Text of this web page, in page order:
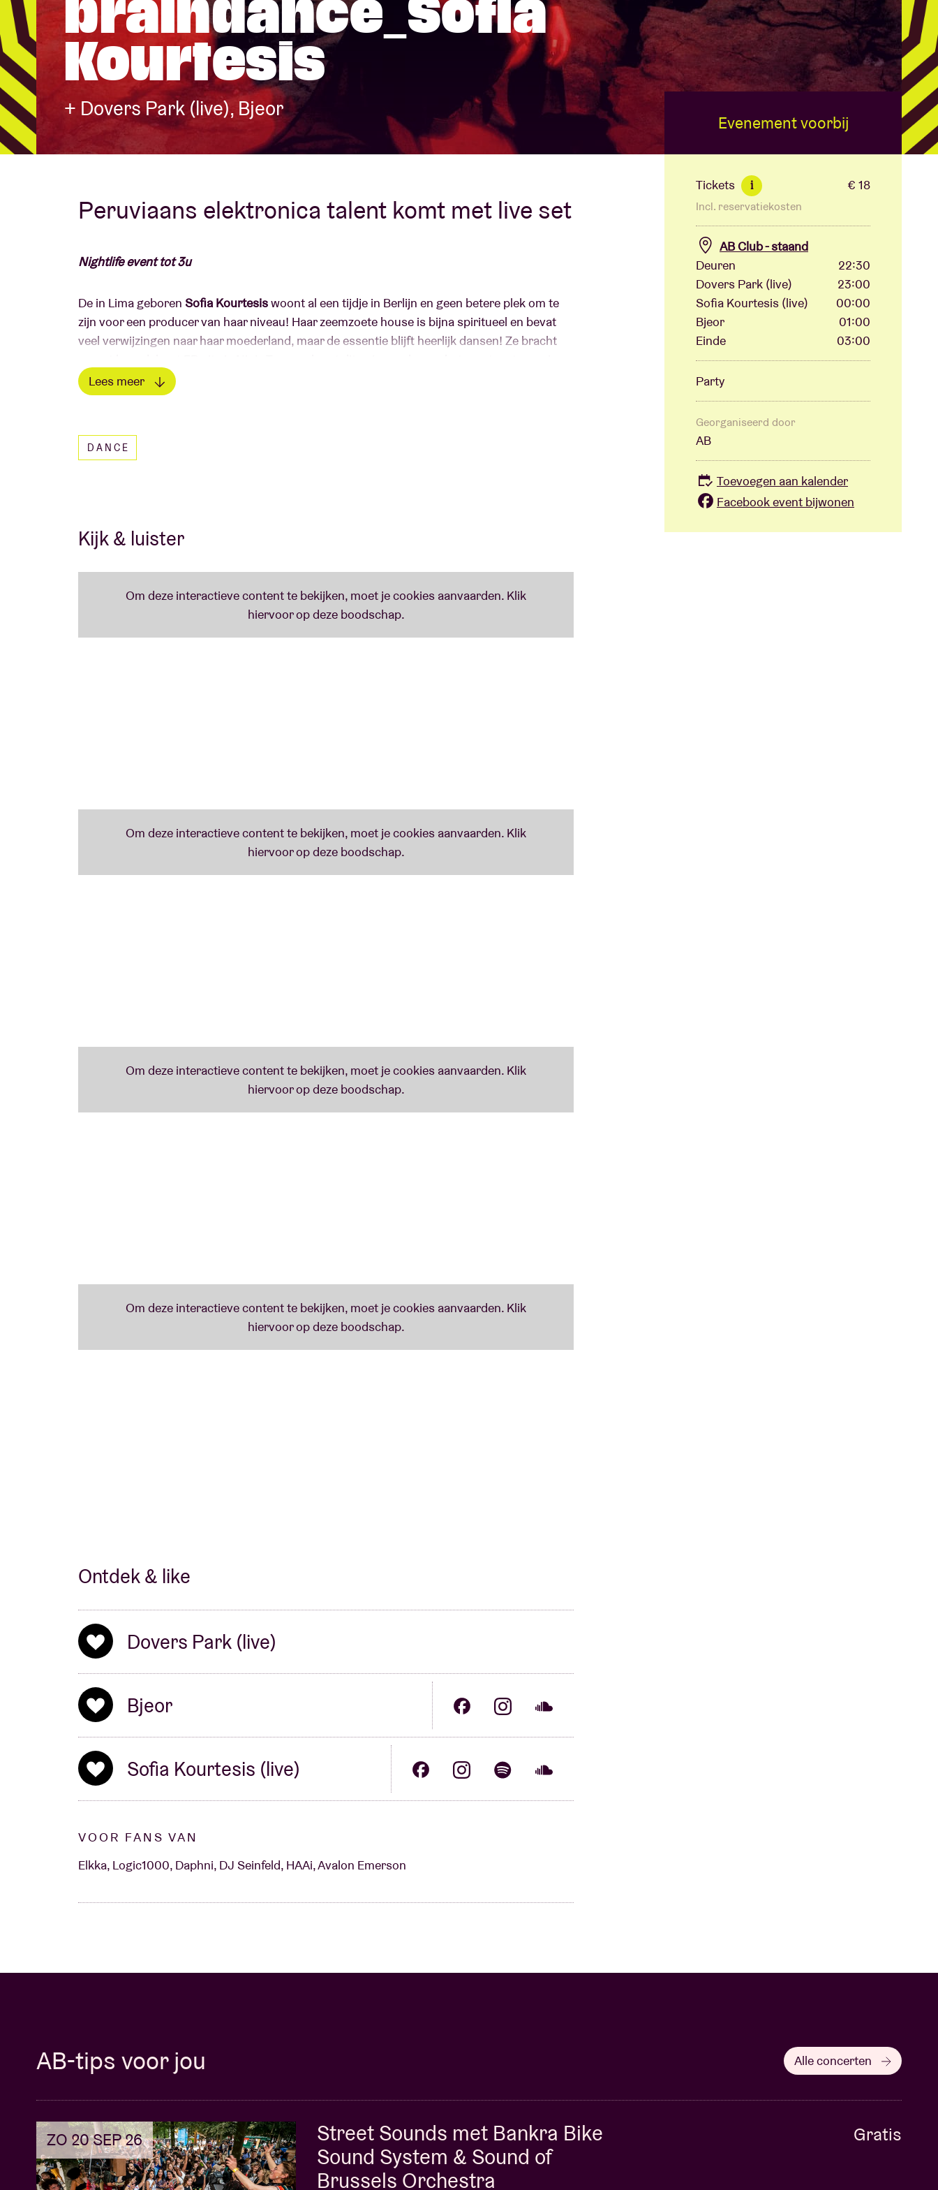
Bezoekersinfo
AB ❤ you
Over AB
Contact
braindance_Sofia
Kourtesis
+ Dovers Park (live), Bjeor
Peruviaans elektronica talent komt met live set
Nightlife event tot 3u
De in Lima geboren Sofia Kourtesiswoont al een tijdje in Berlijn en geen betere plek om te
zijn voor een producer van haar niveau! Haar zeemzoete house is bijna spiritueel en bevat
veel verwijzingen naar haar moederland, maar de essentie blijft heerlijk dansen! Ze bracht
liveset.
Lees meer
DANCE
Kijk & luister
Ontdek & like
Dovers Park (live)
Bjeor
Sofia Kourtesis (live)
VOOR FANS VAN
Elkka, Logic1000, Daphni, DJ Seinfeld, HAAi, Avalon Emerson
Evenement voorbij
Tickets i € 18
Incl. reservatiekosten
AB Club - staand
Deuren
22:30
Dovers Park (live)
23:00
Sofia Kourtesis (live)
00:00
Bjeor
01:00
Einde
03:00
Party
Georganiseerd door
AB
Toevoegen aan kalender
Facebook event bijwonen
AB-tips voor jou Alle concerten
ZO 20 SEP 26
Street Sounds met Bankra Bike
Sound System & Sound of
Brussels Orchestra
Gratis